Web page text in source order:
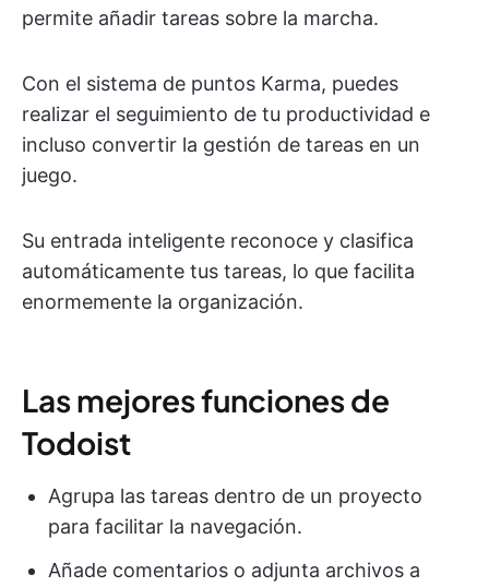
permite añadir tareas sobre la marcha.
Con el sistema de puntos Karma, puedes
realizar el seguimiento de tu productividad e
incluso convertir la gestión de tareas en un
juego.
Su entrada inteligente reconoce y clasifica
automáticamente tus tareas, lo que facilita
enormemente la organización.
Las mejores funciones de
Todoist
Agrupa las tareas dentro de un proyecto
para facilitar la navegación.
Añade comentarios o adjunta archivos a